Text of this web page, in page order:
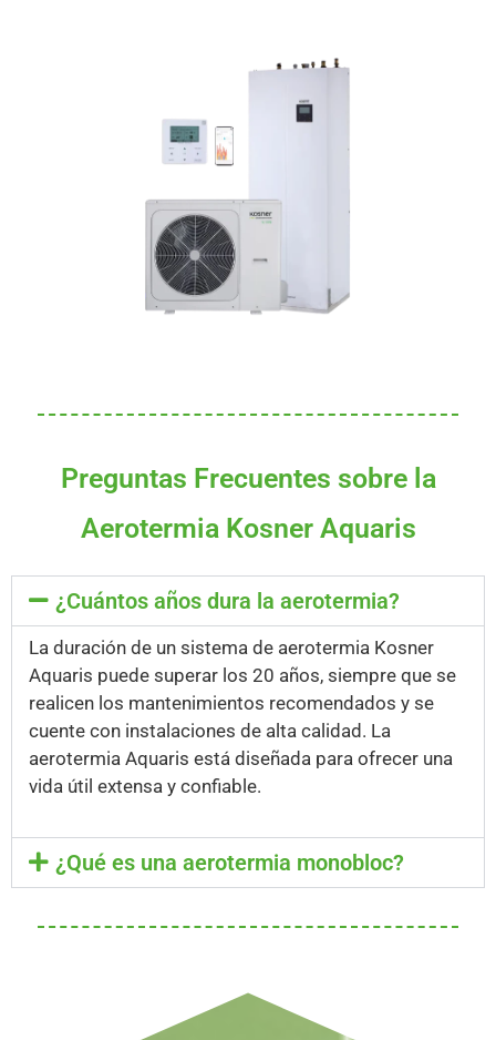
Preguntas Frecuentes sobre la
Aerotermia Kosner Aquaris
¿Cuántos años dura la aerotermia?
La duración de un sistema de aerotermia Kosner
Aquaris puede superar los 20 años, siempre que se
realicen los mantenimientos recomendados y se
cuente con instalaciones de alta calidad. La
aerotermia Aquaris está diseñada para ofrecer una
vida útil extensa y confiable.
¿Qué es una aerotermia monobloc?